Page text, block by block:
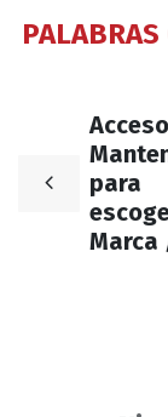
para
Marca